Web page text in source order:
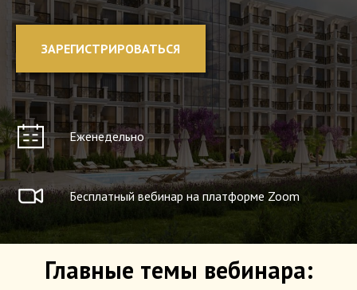
ЗАРЕГИСТРИРОВАТЬСЯ
Еженедельно
Бесплатный вебинар на платформе Zoom
Главные темы вебинара: